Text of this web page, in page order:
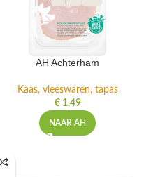
AH Achterham
Kaas, vleeswaren, tapas
€1,49
NAAR AH